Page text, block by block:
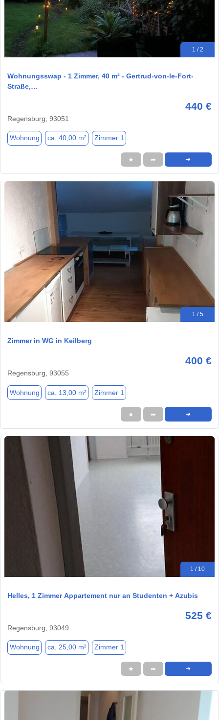
1 / 2
Wohnungsswap - 1 Zimmer, 40 m² - Gertrud-von-le-Fort-
Straße,…
440 €
Regensburg, 93051
Wohnung ca. 40,00 m² Zimmer 1
★ ➦ ➜
1 / 5
Zimmer in WG in Keilberg
400 €
Regensburg, 93055
Wohnung ca. 13,00 m² Zimmer 1
★ ➦ ➜
1 / 10
Helles, 1 Zimmer Appartement nur an Studenten + Azubis
525 €
Regensburg, 93049
Wohnung ca. 25,00 m² Zimmer 1
★ ➦ ➜